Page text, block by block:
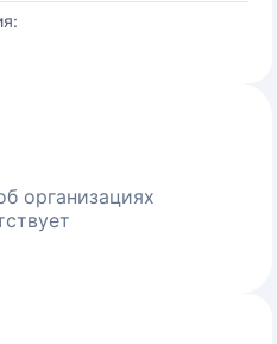
организациях